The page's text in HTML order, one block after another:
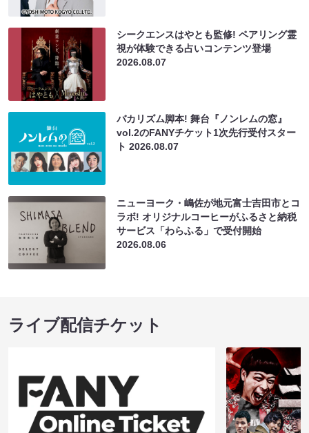
シークエンスはやとも監修! ペアリング霊
視が体験できる占いコンテンツ登場
2026.08.07
バカリズム脚本! 舞台『ノンレムの窓』
vol.2のFANYチケット1次先行受付スター
ト2026.08.07
ニューヨーク・嶋佐が地元富士吉田市とコ
ラボ! オリジナルコーヒーがふるさと納税
サービス「わらふる」で受付開始
2026.08.06
ライブ配信チケット